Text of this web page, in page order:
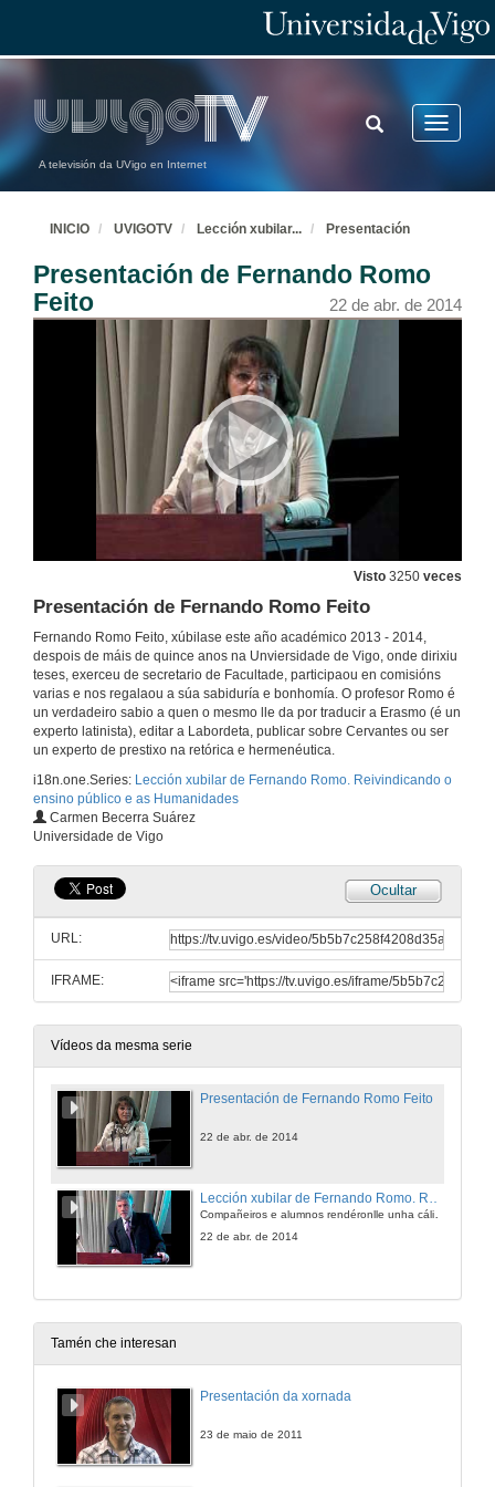
A televisión da UVigo en Internet
Toggle
TOGGLE
SEARCH
INICIO UVIGOTV Lección xubilar... Presentación
Presentación de Fernando Romo
Feito
22 de abr. de 2014
Visto 3250 veces
Presentación de Fernando Romo Feito
Fernando Romo Feito, xúbilase este año académico 2013 - 2014,
despois de máis de quince anos na Unviersidade de Vigo, onde dirixiu
teses, exerceu de secretario de Facultade, participaou en comisións
varias e nos regalaou a súa sabiduría e bonhomía. O profesor Romo é
un verdadeiro sabio a quen o mesmo lle da por traducir a Erasmo (é un
experto latinista), editar a Labordeta, publicar sobre Cervantes ou ser
un experto de prestixo na retórica e hermenéutica.
i18n.one.Series: Lección xubilar de Fernando Romo. Reivindicando o
ensino público e as Humanidades
Carmen Becerra Suárez
Universidade de Vigo
Ocultar
URL:
IFRAME:
Vídeos da mesma serie
Presentación de Fernando Romo Feito
22 de abr. de 2014
Compañeiros e alumnos rendéronlle unha cálida homenaxe na Facultade de Filoloxía e Tradución
22 de abr. de 2014
Tamén che interesan
Presentación da xornada
23 de maio de 2011